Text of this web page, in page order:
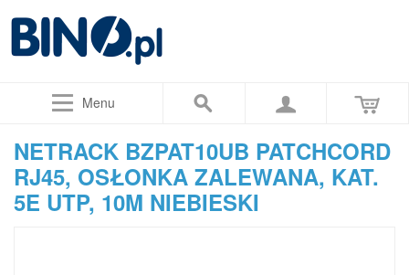
Menu
NETRACK BZPAT10UB PATCHCORD
RJ45, OSŁONKA ZALEWANA, KAT.
5E UTP, 10M NIEBIESKI